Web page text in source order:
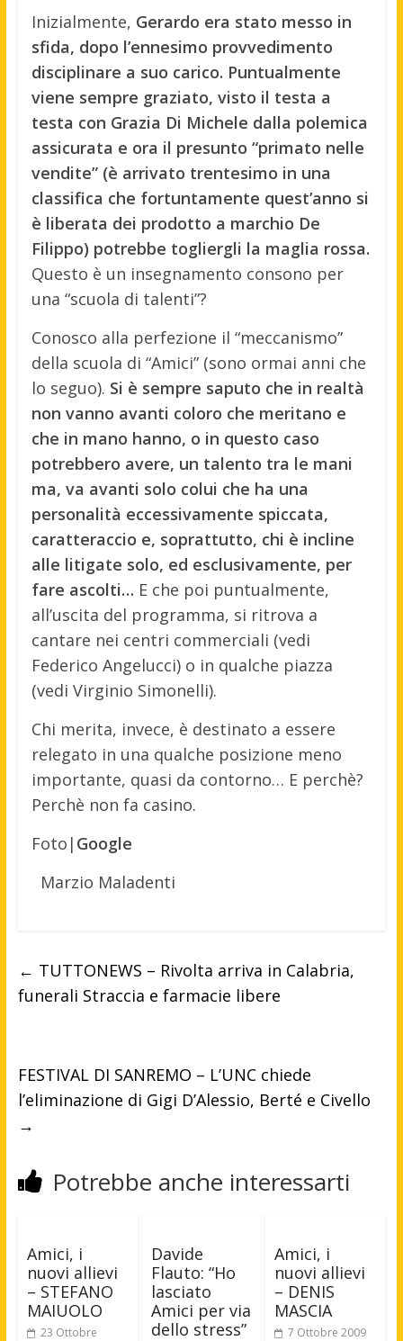
Inizialmente, Gerardo era stato messo in
sfida, dopo l’ennesimo provvedimento
disciplinare a suo carico. Puntualmente
viene sempre graziato, visto il testa a
testa con Grazia Di Michele dalla polemica
assicurata e ora il presunto “primato nelle
vendite” (è arrivato trentesimo in una
classifica che fortuntamente quest’anno si
è liberata dei prodotto a marchio De
Filippo) potrebbe togliergli la maglia rossa.
Questo è un insegnamento consono per
una “scuola di talenti”?
Conosco alla perfezione il “meccanismo”
della scuola di “Amici” (sono ormai anni che
lo seguo). Si è sempre saputo che in realtà
non vanno avanti coloro che meritano e
che in mano hanno, o in questo caso
potrebbero avere, un talento tra le mani
ma, va avanti solo colui che ha una
personalità eccessivamente spiccata,
caratteraccio e, soprattutto, chi è incline
alle litigate solo, ed esclusivamente, per
fare ascolti… E che poi puntualmente,
all’uscita del programma, si ritrova a
cantare nei centri commerciali (vedi
Federico Angelucci) o in qualche piazza
(vedi Virginio Simonelli).
Chi merita, invece, è destinato a essere
relegato in una qualche posizione meno
importante, quasi da contorno… E perchè?
Perchè non fa casino.
Foto| Google
Marzio Maladenti
← TUTTONEWS – Rivolta arriva in Calabria,
funerali Straccia e farmacie libere
FESTIVAL DI SANREMO – L’UNC chiede
l’eliminazione di Gigi D’Alessio, Berté e Civello
→
Potrebbe anche interessarti
Amici, i
nuovi allievi
– STEFANO
MAIUOLO
23 Ottobre
Davide
Flauto: “Ho
lasciato
Amici per via
dello stress”
Amici, i
nuovi allievi
– DENIS
MASCIA
7 Ottobre 2009